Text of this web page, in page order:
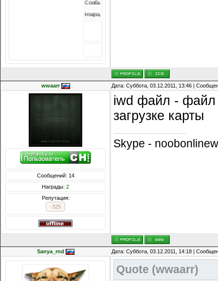
3242
wwaarr Дата: Суббота, 03.12.2011, 13:46 |
Сообщений: 14
Награды: 2
Репутация:
-325
iwd файл - файл
загрузке карты
Skype -
Sanya_rnd Дата: Суббота, 03.12.2011, 14:18 |
Quote (wwaarr)